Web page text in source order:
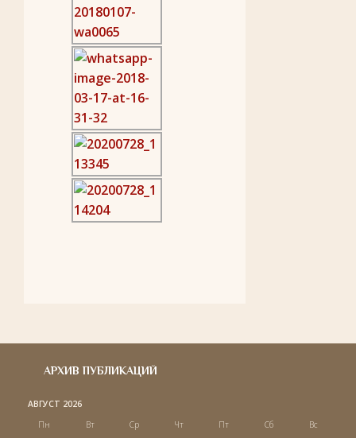
АРХИВ ПУБЛИКАЦИЙ
АВГУСТ 2026
Пн
Вт Ср Чт Пт Сб
Вс